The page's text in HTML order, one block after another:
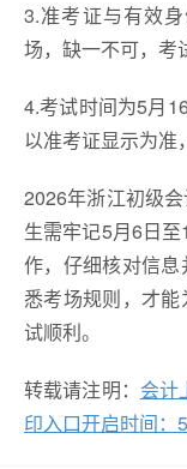
3.准考证与有效
场，缺一不可，考
4.考试时间为5月
以准考证显示为准
2026年浙江初级
生需牢记5月6日
作，仔细核对信
悉考场规则，才
试顺利。
转载请注明： 会计
印入口开启时间：